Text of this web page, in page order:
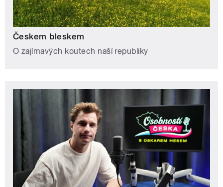
Českem bleskem
O zajímavých koutech naší republiky